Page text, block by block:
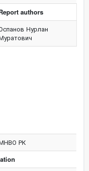
authors
Нурлан
РК